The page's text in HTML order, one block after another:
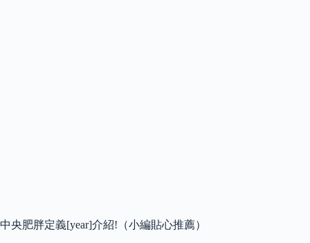
中央肥胖定義[year]介紹!（小編貼心推薦）